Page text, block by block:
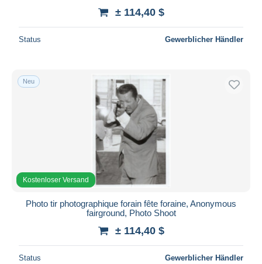
± 114,40 $
Status Gewerblicher Händler
Neu
Kostenloser Versand
Photo tir photographique forain fête foraine, Anonymous
fairground, Photo Shoot
± 114,40 $
Status Gewerblicher Händler